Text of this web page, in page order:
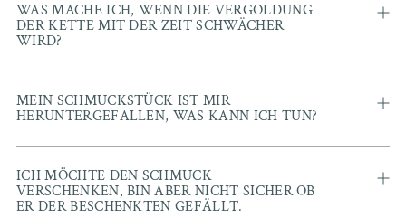
WAS MACHE ICH, WENN DIE VERGOLDUNG
DER KETTE MIT DER ZEIT SCHWÄCHER
WIRD?
MEIN SCHMUCKSTÜCK IST MIR
HERUNTERGEFALLEN, WAS KANN ICH TUN?
ICH MÖCHTE DEN SCHMUCK
VERSCHENKEN, BIN ABER NICHT SICHER OB
ER DER BESCHENKTEN GEFÄLLT.